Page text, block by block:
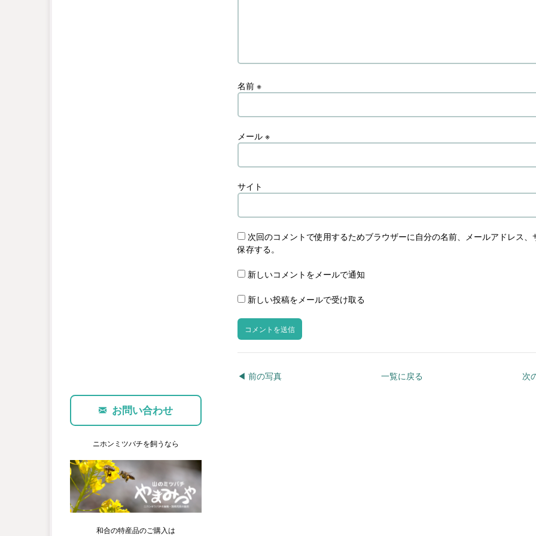
名前 ※
メール ※
サイト
次回のコメントで使用するためブラウザーに自分の名前、メールアドレス、
保存する。
新しいコメントをメールで通知
新しい投稿をメールで受け取る
◀︎ 前の写真 次
一覧に戻る
お問い合わせ
ニホンミツバチを飼うなら
和合の特産品のご購入は